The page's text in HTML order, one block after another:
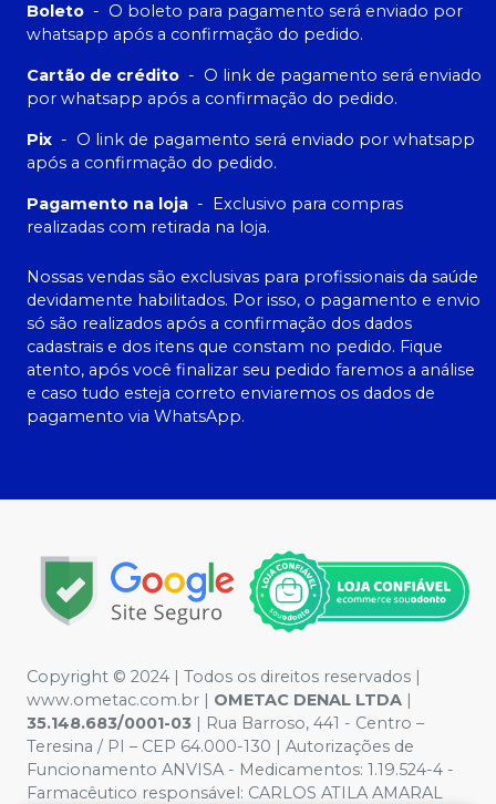
Boleto - O boleto para pagamento será enviado por
whatsapp após a confirmação do pedido.
Cartão de crédito - O link de pagamento será enviado
por whatsapp após a confirmação do pedido.
Pix - O link de pagamento será enviado por whatsapp
após a confirmação do pedido.
Pagamento na loja -
Exclusivo para compras
realizadas com retirada na loja.
Nossas vendas são exclusivas para profissionais da saúde
devidamente habilitados. Por isso, o pagamento e envio
só são realizados após a confirmação dos dados
cadastrais e dos itens que constam no pedido. Fique
atento, após você finalizar seu pedido faremos a análise
e caso tudo esteja correto enviaremos os dados de
pagamento via WhatsApp.
Copyright © 2024 | Todos os direitos reservados |
www.ometac.com.br | OMETAC DENAL LTDA |
35.148.683/0001-03 | Rua Barroso, 441 - Centro –
Teresina / PI – CEP 64.000-130 | Autorizações de
Funcionamento ANVISA - Medicamentos: 1.19.524-4 -
Farmacêutico responsável: CARLOS ATILA AMARAL